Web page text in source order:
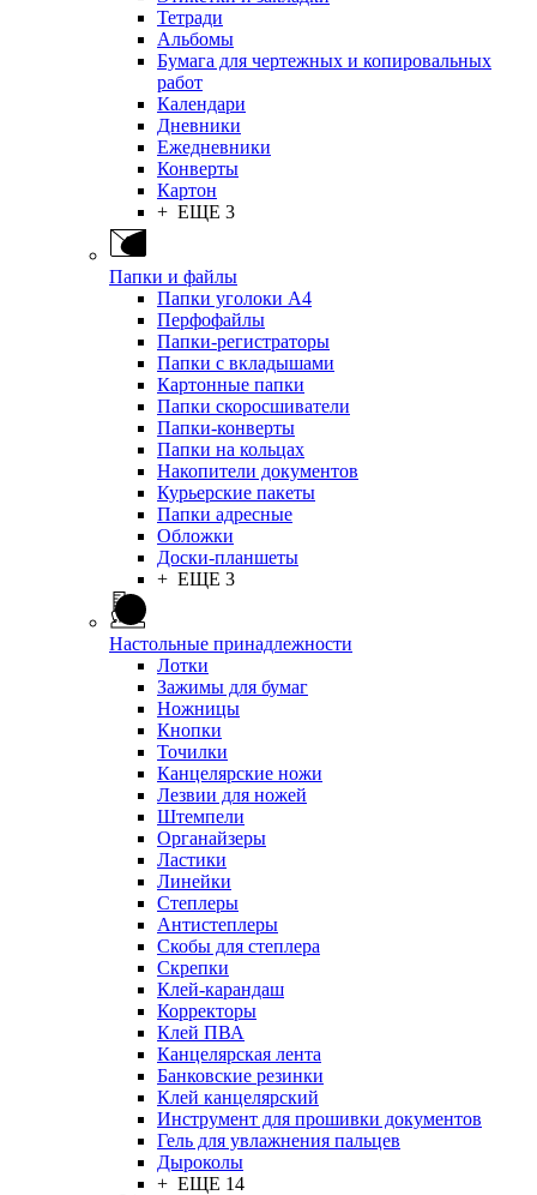
Тетради
Альбомы
Бумага для чертежных и копировальных
работ
Календари
Дневники
Ежедневники
Конверты
Картон
+ ЕЩЕ 3
Папки и файлы
Папки уголоки А4
Перфофайлы
Папки-регистраторы
Папки с вкладышами
Картонные папки
Папки скоросшиватели
Папки-конверты
Папки на кольцах
Накопители документов
Курьерские пакеты
Папки адресные
Обложки
Доски-планшеты
+ ЕЩЕ 3
Настольные принадлежности
Лотки
Зажимы для бумаг
Ножницы
Кнопки
Точилки
Канцелярские ножи
Лезвии для ножей
Штемпели
Органайзеры
Ластики
Линейки
Степлеры
Антистеплеры
Скобы для степлера
Скрепки
Клей-карандаш
Корректоры
Клей ПВА
Канцелярская лента
Банковские резинки
Клей канцелярский
Инструмент для прошивки документов
Гель для увлажнения пальцев
Дыроколы
+ ЕЩЕ 14